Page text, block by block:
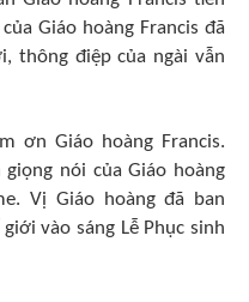
Giáo hoàng Francis đã
thông điệp của ngài vẫn
ơn Giáo hoàng Francis.
nói của Giáo hoàng
Vị Giáo hoàng đã ban
vào sáng Lễ Phục sinh